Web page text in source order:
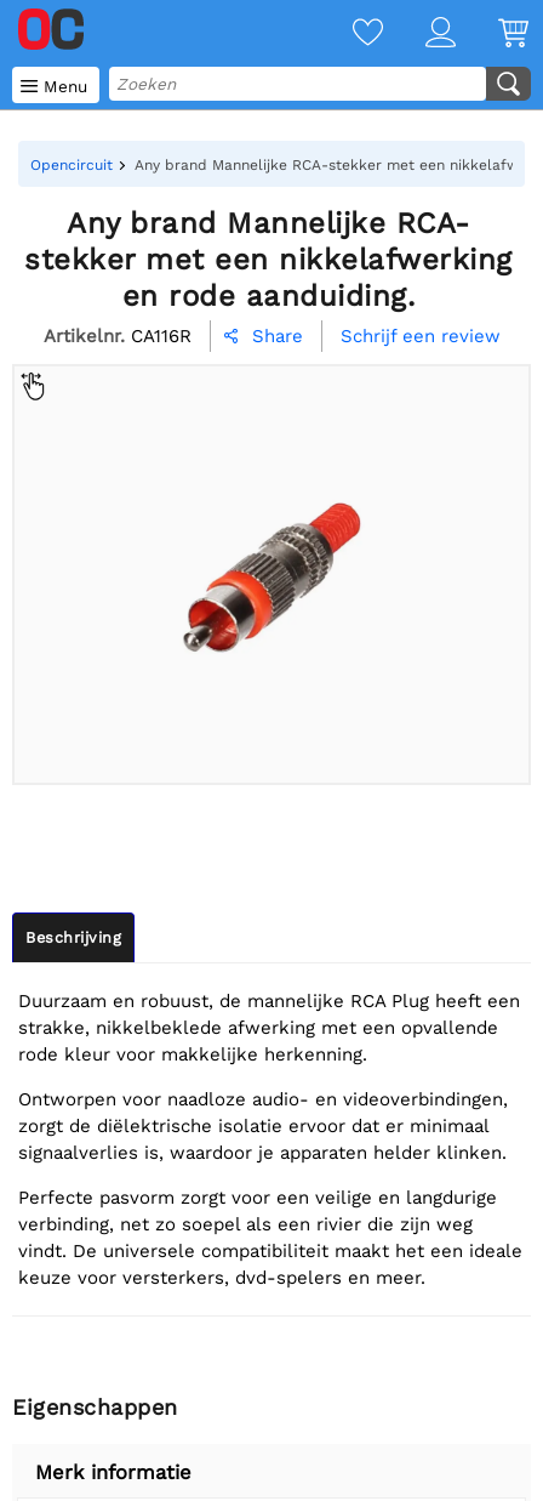
 Menu
Opencircuit Any brand Mannelijke RCA-stekker met een
Any brand Mannelijke RCA-
stekker met een nikkelafwerking
en rode aanduiding.
Artikelnr. CA116R  Share Schrijf een review
Beschrijving
Duurzaam en robuust, de mannelijke RCA Plug heeft een
strakke, nikkelbeklede afwerking met een opvallende
rode kleur voor makkelijke herkenning.
Ontworpen voor naadloze audio- en videoverbindingen,
zorgt de diëlektrische isolatie ervoor dat er minimaal
signaalverlies is, waardoor je apparaten helder klinken.
Perfecte pasvorm zorgt voor een veilige en langdurige
verbinding, net zo soepel als een rivier die zijn weg
vindt. De universele compatibiliteit maakt het een ideale
keuze voor versterkers, dvd-spelers en meer.
Eigenschappen
Merk informatie